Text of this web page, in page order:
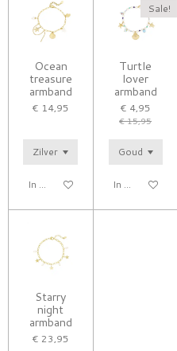
Ocean
treasure
armband
€ 14,95
In winkelwagen
Sale!
Turtle
lover
armband
€ 4,95
€ 15,95
In winkelwagen
Starry
night
armband
€ 23,95